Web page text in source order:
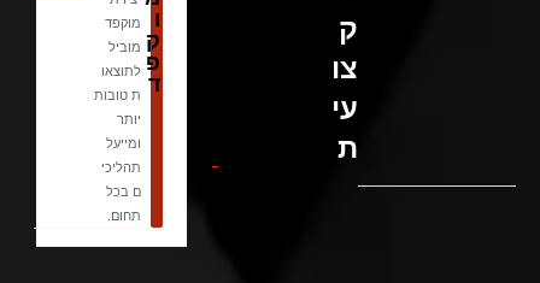
ק
צו
עי
ת
ו
ק
פ
ד
מוקפד
מוביל
לתוצאו
ת טובות
יותר
ומייעל
תהליכי
ם בכל
תחום.